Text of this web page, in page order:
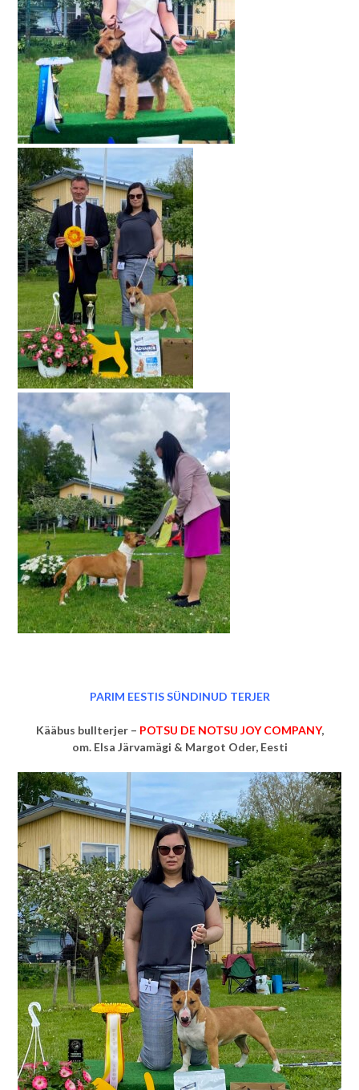
PARIM EESTIS SÜNDINUD TERJER
Kääbus bullterjer – POTSU DE NOTSU JOY COMPANY,
om. Elsa Järvamägi & Margot Oder, Eesti